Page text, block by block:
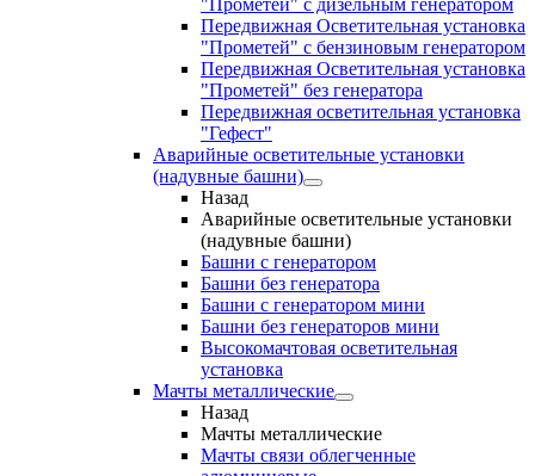
"Прометей" с дизельным генератором
Передвижная Осветительная установка
"Прометей" с бензиновым генератором
Передвижная Осветительная установка
"Прометей" без генератора
Передвижная осветительная установка
"Гефест"
Аварийные осветительные установки
(надувные башни)
Назад
Аварийные осветительные установки
(надувные башни)
Башни с генератором
Башни без генератора
Башни с генератором мини
Башни без генераторов мини
Высокомачтовая осветительная
установка
Мачты металлические
Назад
Мачты металлические
Мачты связи облегченные